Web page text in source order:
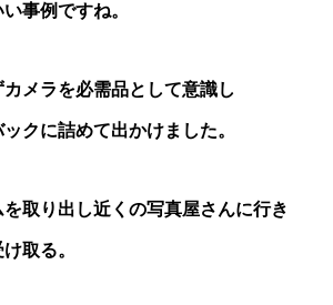
事例ですね。
メラを必需品として意識し
クに詰めて出かけました。
取り出し近くの写真屋さんに行き
取る。